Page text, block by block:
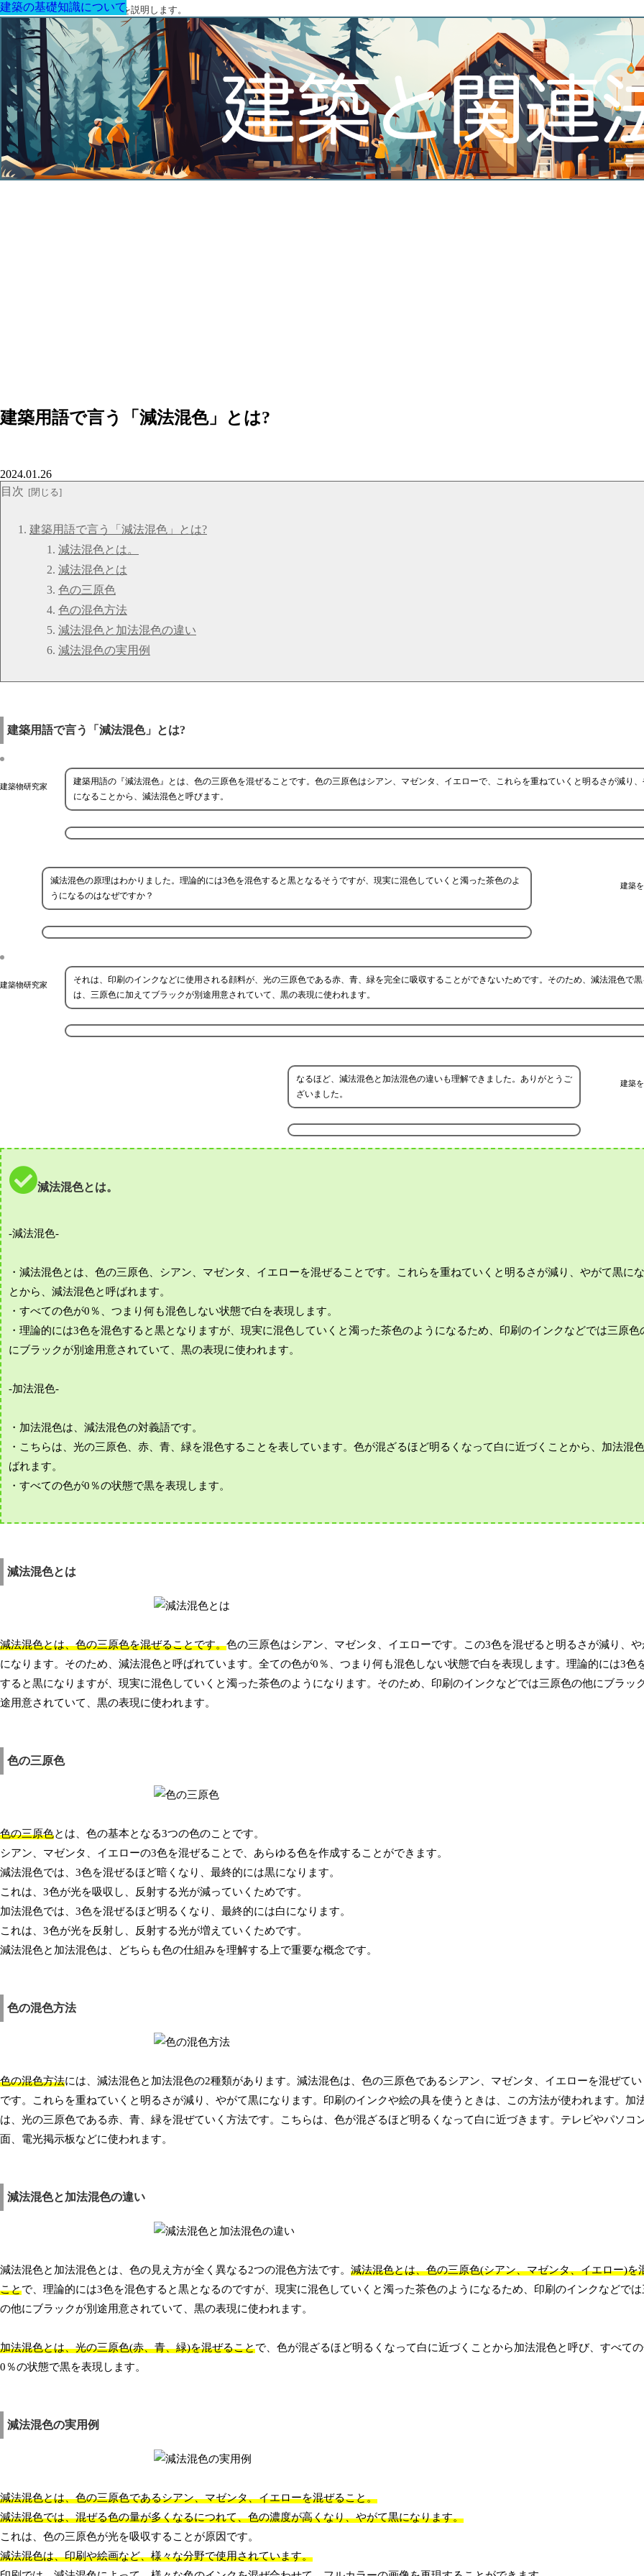
建築に関する用語と関連法令を説明します。
建築用語で言う「減法混色」とは?
建築の基礎知識について
2024.01.26
目次
建築用語で言う「減法混色」とは?
減法混色とは。
減法混色とは
色の三原色
色の混色方法
減法混色と加法混色の違い
減法混色の実用例
建築用語で言う「減法混色」とは?
建築物研究家
建築用語の『減法混色』とは、色の三原色を混ぜることです。色の三原色はシアン、マゼンタ、イエローで、これらを重ねていくと明るさが減り
になることから、減法混色と呼びます。
建築
減法混色の原理はわかりました。理論的には3色を混色すると黒となるそうですが、現実に混色していくと濁った茶色のよ
うになるのはなぜですか？
建築物研究家
それは、印刷のインクなどに使用される顔料が、光の三原色である赤、青、緑を完全に吸収することができないためです。そのため、減法混色で
は、三原色に加えてブラックが別途用意されていて、黒の表現に使われます。
建築
なるほど、減法混色と加法混色の違いも理解できました。ありがとうご
ざいました。
減法混色とは。
-減法混色-
・減法混色とは、色の三原色、シアン、マゼンタ、イエローを混ぜることです。これらを重ねていくと明るさが減り、やがて黒に
とから、減法混色と呼ばれます。
・すべての色が0％、つまり何も混色しない状態で白を表現します。
・理論的には3色を混色すると黒となりますが、現実に混色していくと濁った茶色のようになるため、印刷のインクなどでは三原色
にブラックが別途用意されていて、黒の表現に使われます。
-加法混色-
・加法混色は、減法混色の対義語です。
・こちらは、光の三原色、赤、青、緑を混色することを表しています。色が混ざるほど明るくなって白に近づくことから、加法混
ばれます。
・すべての色が0％の状態で黒を表現します。
減法混色とは
減法混色とは、色の三原色を混ぜることです。色の三原色はシアン、マゼンタ、イエローです。この3色を混ぜると明るさが減り、
になります。そのため、減法混色と呼ばれています。全ての色が0％、つまり何も混色しない状態で白を表現します。理論的には3色
すると黒になりますが、現実に混色していくと濁った茶色のようになります。そのため、印刷のインクなどでは三原色の他にブラッ
途用意されていて、黒の表現に使われます。
色の三原色
色の三原色とは、色の基本となる3つの色のことです。
シアン、マゼンタ、イエローの3色を混ぜることで、あらゆる色を作成することができます。
減法混色では、3色を混ぜるほど暗くなり、最終的には黒になります。
これは、3色が光を吸収し、反射する光が減っていくためです。
加法混色では、3色を混ぜるほど明るくなり、最終的には白になります。
これは、3色が光を反射し、反射する光が増えていくためです。
減法混色と加法混色は、どちらも色の仕組みを理解する上で重要な概念です。
色の混色方法
色の混色方法には、減法混色と加法混色の2種類があります。減法混色は、色の三原色であるシアン、マゼンタ、イエローを混ぜて
です。これらを重ねていくと明るさが減り、やがて黒になります。印刷のインクや絵の具を使うときは、この方法が使われます。加
は、光の三原色である赤、青、緑を混ぜていく方法です。こちらは、色が混ざるほど明るくなって白に近づきます。テレビやパソコ
面、電光掲示板などに使われます。
減法混色と加法混色の違い
減法混色と加法混色とは、色の見え方が全く異なる2つの混色方法です。 減法混色とは、色の三原色(シアン、マゼンタ、イエロー)を
ことで、理論的には3色を混色すると黒となるのですが、現実に混色していくと濁った茶色のようになるため、印刷のインクなどで
の他にブラックが別途用意されていて、黒の表現に使われます。
加法混色とは、光の三原色(赤、青、緑)を混ぜることで、色が混ざるほど明るくなって白に近づくことから加法混色と呼び、すべて
0％の状態で黒を表現します。
減法混色の実用例
減法混色とは、色の三原色であるシアン、マゼンタ、イエローを混ぜること。
減法混色では、混ぜる色の量が多くなるにつれて、色の濃度が高くなり、やがて黒になります。
これは、色の三原色が光を吸収することが原因です。
減法混色は、印刷や絵画など、様々な分野で使用されています。
建築の基礎知識について
建築の基礎知識について
建築の基礎知識について
建築の基礎知識について
建築の基礎知識について
建築の基礎知識について